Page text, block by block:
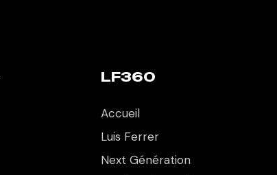
LF360
Accueil
Luis Ferrer
Next Génération